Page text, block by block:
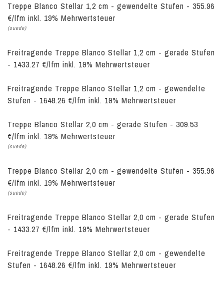
Treppe Blanco Stellar 1,2 cm - gewendelte Stufen - 355.96
€/lfm inkl. 19% Mehrwertsteuer
(suede)
Freitragende Treppe Blanco Stellar 1,2 cm - gerade Stufen
- 1433.27 €/lfm inkl. 19% Mehrwertsteuer
Freitragende Treppe Blanco Stellar 1,2 cm - gewendelte
Stufen - 1648.26 €/lfm inkl. 19% Mehrwertsteuer
Treppe Blanco Stellar 2,0 cm - gerade Stufen - 309.53
€/lfm inkl. 19% Mehrwertsteuer
(suede)
Treppe Blanco Stellar 2,0 cm - gewendelte Stufen - 355.96
€/lfm inkl. 19% Mehrwertsteuer
(suede)
Freitragende Treppe Blanco Stellar 2,0 cm - gerade Stufen
- 1433.27 €/lfm inkl. 19% Mehrwertsteuer
Freitragende Treppe Blanco Stellar 2,0 cm - gewendelte
Stufen - 1648.26 €/lfm inkl. 19% Mehrwertsteuer